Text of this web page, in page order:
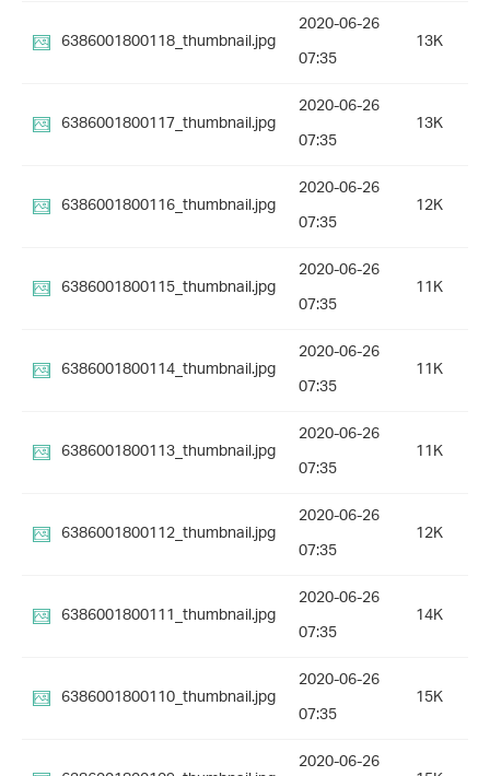
6386001800118_thumbnail.jpg
2020-06-26
07:35
13K
6386001800117_thumbnail.jpg
2020-06-26
07:35
13K
6386001800116_thumbnail.jpg
2020-06-26
07:35
12K
6386001800115_thumbnail.jpg
2020-06-26
07:35
11K
6386001800114_thumbnail.jpg
2020-06-26
07:35
11K
6386001800113_thumbnail.jpg
2020-06-26
07:35
11K
6386001800112_thumbnail.jpg
2020-06-26
07:35
12K
6386001800111_thumbnail.jpg
2020-06-26
07:35
14K
6386001800110_thumbnail.jpg
2020-06-26
07:35
15K
2020-06-26